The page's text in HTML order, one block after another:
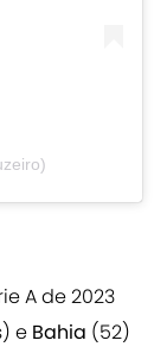
A de 2023
e Bahia (52)